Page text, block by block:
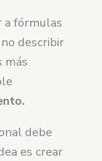
a fórmulas
describir
más
debe
es crear